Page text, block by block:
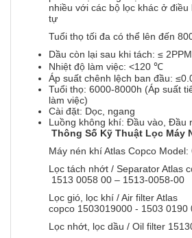
nhiều với các bộ lọc khác ở
tự
Tuổi thọ tối đa có thể lên đến
Dầu còn lại sau khi tách: ≤ 2PPM
Nhiệt độ làm việc: <120 ℃
Áp suất chênh lệch ban đầu:
Tuổi thọ: 6000-8000h (Áp suất
làm việc)
Cài đặt: Dọc, ngang
Luồng không khí: Đầu vào, Đầu
Thông Số Kỹ Thuật Lọc Máy
Máy nén khí Atlas Copco Model:
Lọc tách nhớt / Separator Atlas
1513 0058 00 – 1513-0058-00
Lọc gió, lọc khí / Air filter Atlas
copco 1503019000 - 1503 0190
Lọc nhớt, lọc dầu / Oil filter